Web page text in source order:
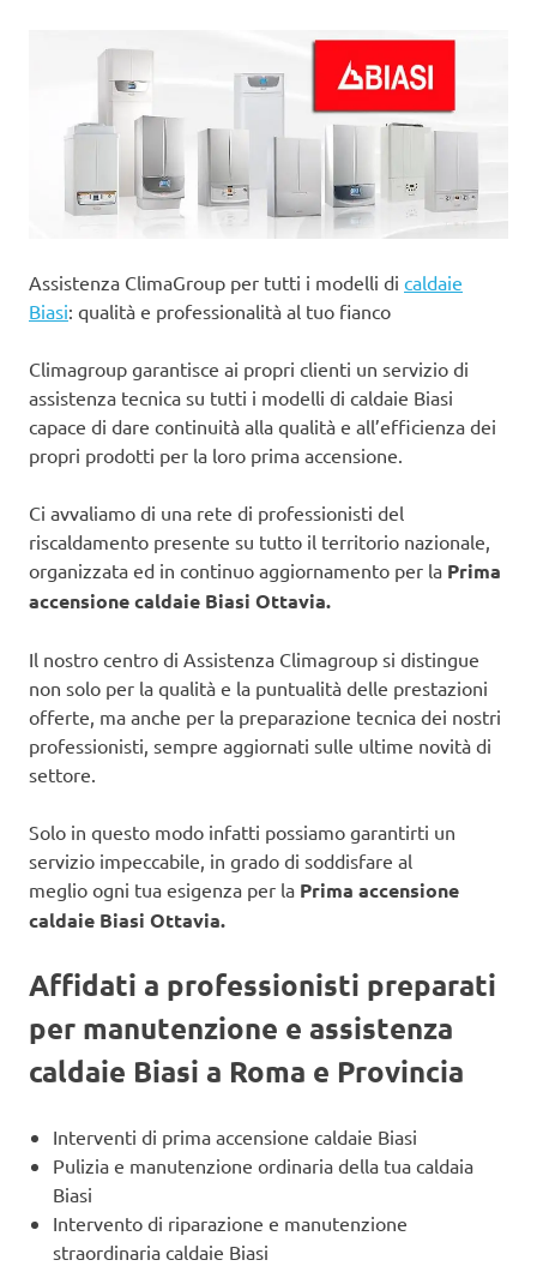
Assistenza ClimaGroup per tutti i modelli di caldaie
Biasi: qualità e professionalità al tuo fianco
Climagroup garantisce ai propri clienti un servizio di
assistenza tecnica su tutti i modelli di caldaie Biasi
capace di dare continuità alla qualità e all’efficienza dei
propri prodotti per la loro prima accensione.
Ci avvaliamo di una rete di professionisti del
riscaldamento presente su tutto il territorio nazionale,
organizzata ed in continuo aggiornamento per la Prima
accensione caldaie Biasi Ottavia.
Il nostro centro di Assistenza Climagroup si distingue
non solo per la qualità e la puntualità delle prestazioni
offerte, ma anche per la preparazione tecnica dei nostri
professionisti, sempre aggiornati sulle ultime novità di
settore.
Solo in questo modo infatti possiamo garantirti un
servizio impeccabile, in grado di soddisfare al
meglio ogni tua esigenza per la Prima accensione
caldaie Biasi Ottavia.
Affidati a professionisti preparati
per manutenzione e assistenza
caldaie Biasi a Roma e Provincia
Interventi di prima accensione caldaie Biasi
Pulizia e manutenzione ordinaria della tua caldaia
Biasi
Intervento di riparazione e manutenzione
straordinaria caldaie Biasi